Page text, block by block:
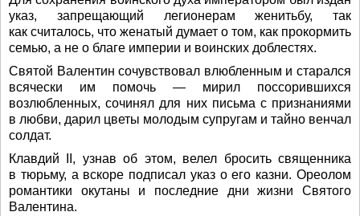
указ, запрещающий легионерам женитьбу, так
как считалось, что женатый думает о том, как прокормить
семью, а не о благе империи и воинских доблестях.
Святой Валентин сочувствовал влюбленным и старался
всячески им помочь — мирил поссорившихся
возлюбленных, сочинял для них письма с признаниями
в любви, дарил цветы молодым супругам и тайно венчал
солдат.
Клавдий II, узнав об этом, велел бросить священника
в тюрьму, а вскоре подписал указ о его казни. Ореолом
романтики окутаны и последние дни жизни Святого
Валентина.